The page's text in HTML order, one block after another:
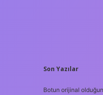
Son Yazılar
Botun orijinal
hiltonbet